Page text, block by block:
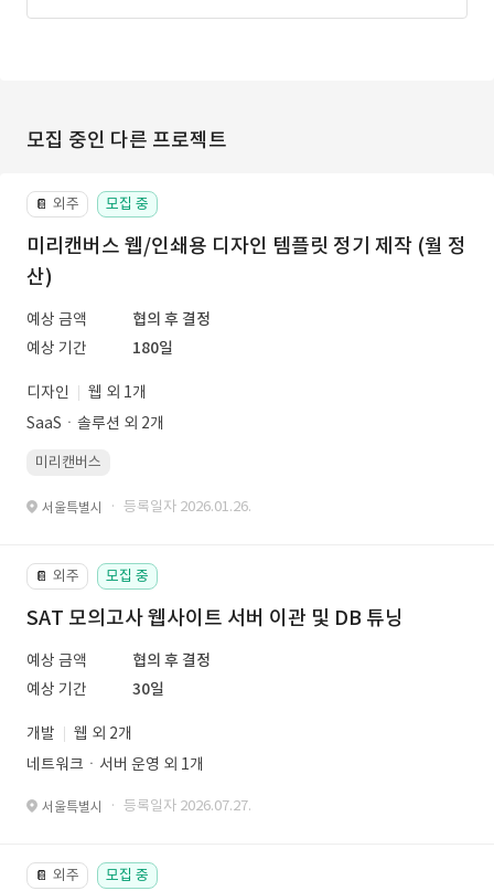
모집 중인 다른 프로젝트
📔 외주 모집 중
미리캔버스 웹/인쇄용 디자인 템플릿 정기 제작 (월 정
산)
예상 금액
협의 후 결정
예상 기간
180일
디자인
웹 외 1개
SaaSㆍ솔루션 외 2개
미리캔버스
서울특별시 · 등록일자 2026.01.26.
📔 외주 모집 중
SAT 모의고사 웹사이트 서버 이관 및 DB 튜닝
예상 금액
협의 후 결정
예상 기간
30일
개발
웹 외 2개
네트워크ㆍ서버 운영 외 1개
서울특별시 · 등록일자 2026.07.27.
📔 외주 모집 중